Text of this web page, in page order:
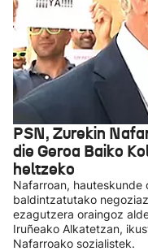
PSN, Zurekin
die Geroa Baiko
heltzeko
Nafarroan,
baldintzatutako
ezagutzera oraingoz
Iruñeako Alkatetzan,
Nafarroako sozialistek.